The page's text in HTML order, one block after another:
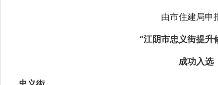
由市住建局申
“江阴市忠义街提升
成功入选